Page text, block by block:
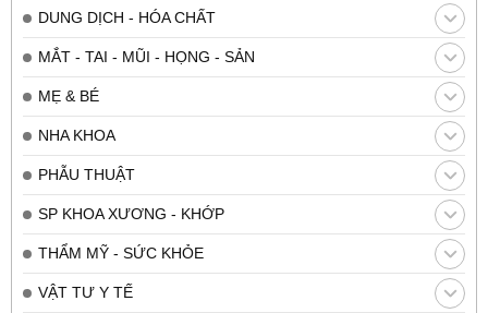
DUNG DỊCH - HÓA CHẤT
MẮT - TAI - MŨI - HỌNG - SẢN
MẸ & BÉ
NHA KHOA
PHẪU THUẬT
SP KHOA XƯƠNG - KHỚP
THẨM MỸ - SỨC KHỎE
VẬT TƯ Y TẾ